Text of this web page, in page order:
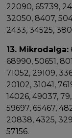
22090, 65739,
32050, 8407,
2433, 34525,
13. Mikrodalga:
68990, 50651,
71052, 29109,
20102, 31041,
14026, 49037,
59697, 65467,
20838, 4325,
57156.